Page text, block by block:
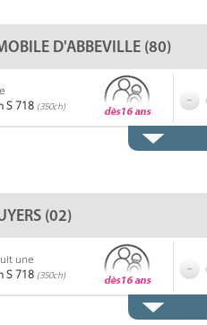
D'ABBEVILLE (80)
S 718 (350ch)
(02)
une
S 718 (350ch)